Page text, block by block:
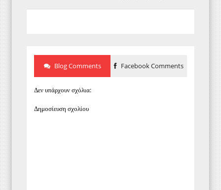
Blog Comments Facebook Comments
Δεν υπάρχουν σχόλια:
Δημοσίευση σχολίου